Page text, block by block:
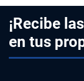
¡Recibe
en tus